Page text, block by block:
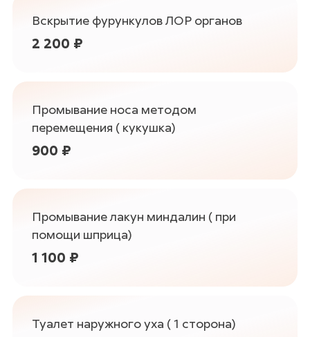
Вскрытие фурункулов ЛОР органов
2 200 ₽
Промывание носа методом
перемещения ( кукушка)
900 ₽
Промывание лакун миндалин ( при
помощи шприца)
1 100 ₽
Туалет наружного уха ( 1 сторона)